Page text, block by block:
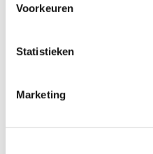
Voorkeuren
Statistieken
Marketing
Woensdag 30
kite)
Zaterdag 2